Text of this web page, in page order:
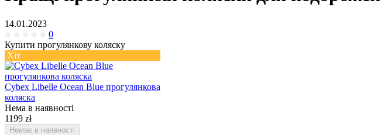
14.01.2023
0
Купити прогулянкову коляску
Хіт
Cybex Libelle Ocean Blue прогулянкова
коляска
Нема в наявності
1199 zł
Немає в наявності